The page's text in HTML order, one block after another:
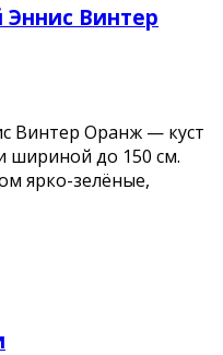
Эннис Винтер
Винтер Оранж — куст
шириной до 150 см.
ярко-зелёные,